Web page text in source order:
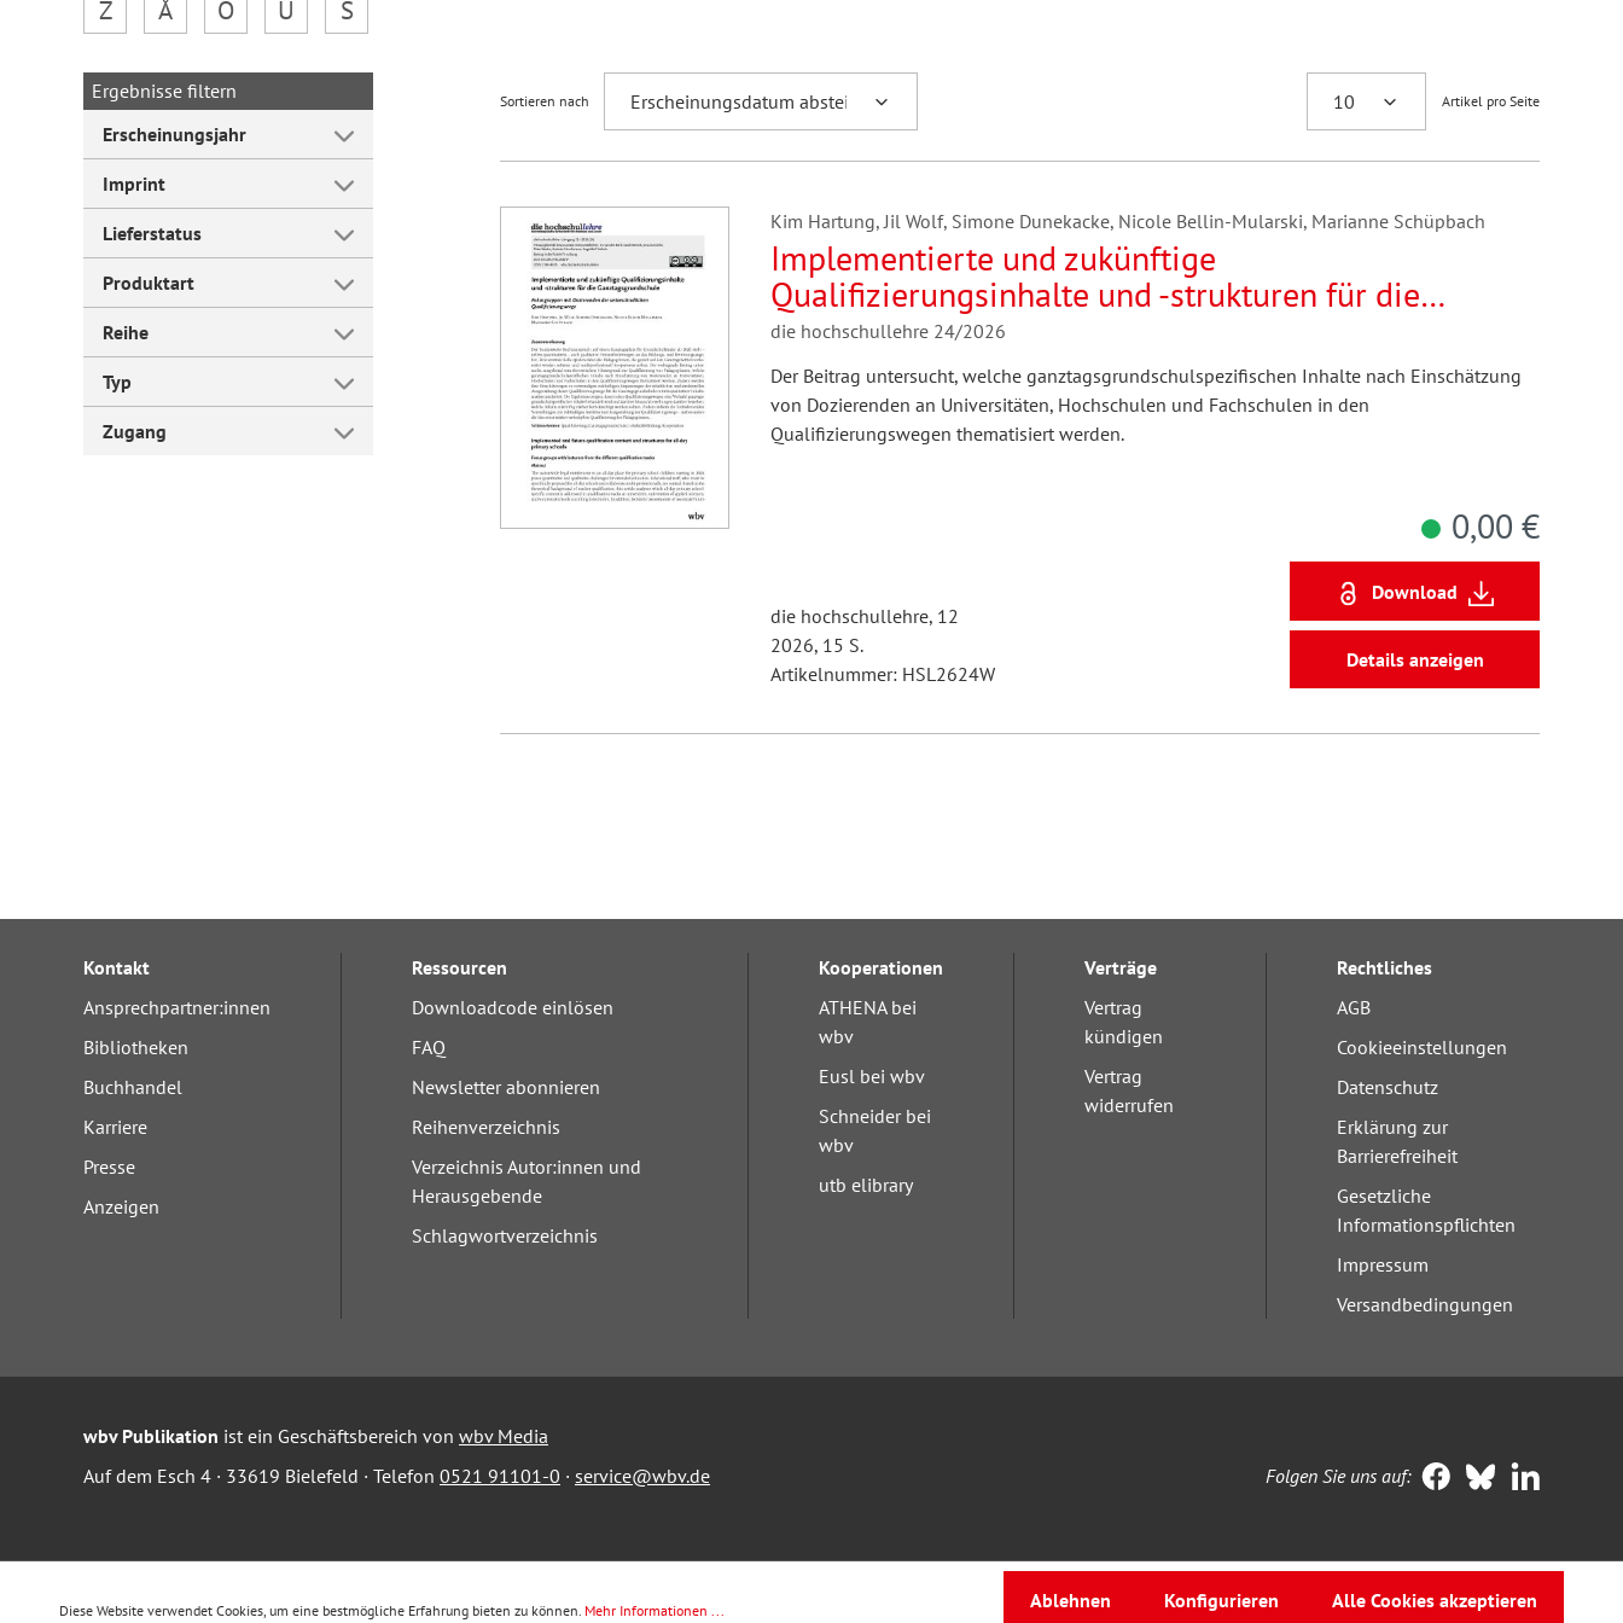
Forum Arbeitslehre
Z
Å Ö Ü Š
Ergebnisse filtern
Erscheinungsjahr
Imprint
Lieferstatus
Produktart
Reihe
Typ
Zugang
Sortieren nach Artikel pro Seite
Kim Hartung, Jil Wolf, Simone Dunekacke, Nicole Bellin-Mularski, Marianne Schüpbach
Implementierte und zukünftige
Qualifizierungsinhalte und -strukturen für die
Ganztagsgrundschule. Fokusgruppen mit
Dozierenden der unterschiedlichen
Qualifizierungswege
die hochschullehre 24/2026
Der Beitrag untersucht, welche ganztagsgrundschulspezifischen Inhalte nach Einschätzung
von Dozierenden an Universitäten, Hochschulen und Fachschulen in den
Qualifizierungswegen thematisiert werden.
die hochschullehre, 12
2026, 15 S.
Artikelnummer: HSL2624W
0,00 €
Download
Details anzeigen
Kontakt
Ansprechpartner:innen
Bibliotheken
Buchhandel
Karriere
Presse
Anzeigen
Ressourcen
Downloadcode einlösen
FAQ
Newsletter abonnieren
Reihenverzeichnis
Verzeichnis Autor:innen und
Herausgebende
Schlagwortverzeichnis
Kooperationen
ATHENA bei
wbv
Eusl bei wbv
Schneider bei
wbv
utb elibrary
Verträge
Vertrag
kündigen
Vertrag
widerrufen
Rechtliches
AGB
Cookieeinstellungen
Datenschutz
Erklärung zur
Barrierefreiheit
Gesetzliche
Informationspflichten
Impressum
Versandbedingungen
wbv Publikation ist ein Geschäftsbereich von wbv Media
Auf dem Esch 4 · 33619 Bielefeld · Telefon 0521 91101-0 · service@wbv.de Folgen Sie uns auf:
Diese Website verwendet Cookies, um eine bestmögliche Erfahrung bieten zu können. Mehr Informationen ... Ablehnen Konfigurieren Alle Cookies akzeptieren